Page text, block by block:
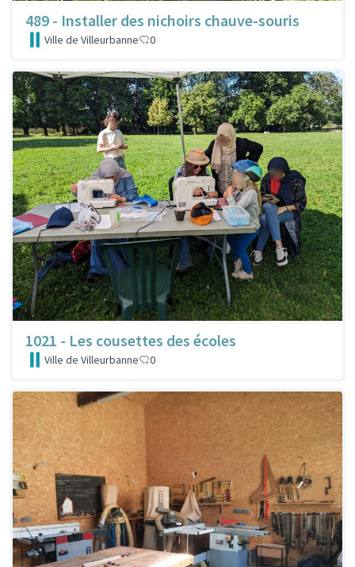
489 - Installer des nichoirs chauve-souris
Ville de Villeurbanne 0
1021 - Les cousettes des écoles
Ville de Villeurbanne 0